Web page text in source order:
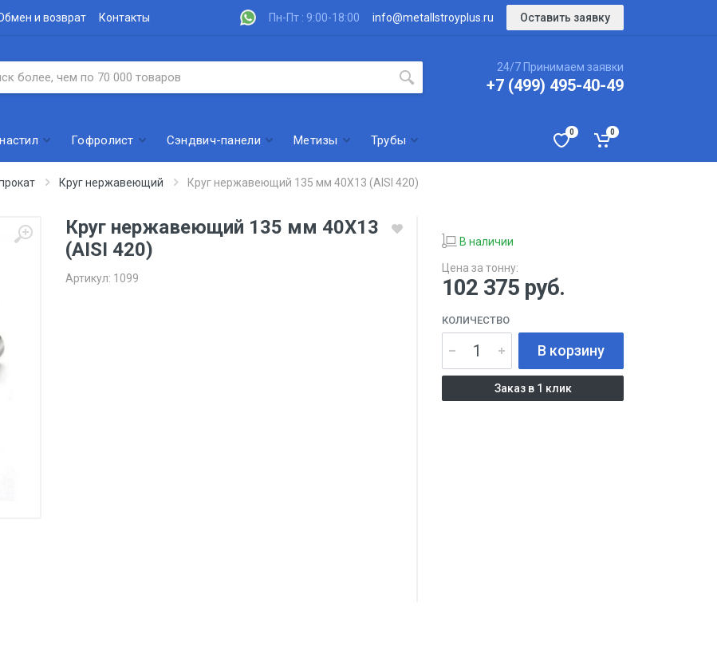
и возврат Контакты Пн-Пт : 9:00-18:00 info@metallstroyplus.ru Оставить заявку
24/7 Принимаем заявки
+7 (499) 495-40-49
Гофролист Сэндвич-панели Метизы Трубы
0 0
Круг нержавеющий Круг нержавеющий 135 мм 40Х13 (AISI 420)
Круг нержавеющий 135 мм 40Х13
(AISI 420)
Артикул: 1099
В наличии
Цена за тонну:
102 375 руб.
КОЛИЧЕСТВО
В корзину
Заказ в 1 клик